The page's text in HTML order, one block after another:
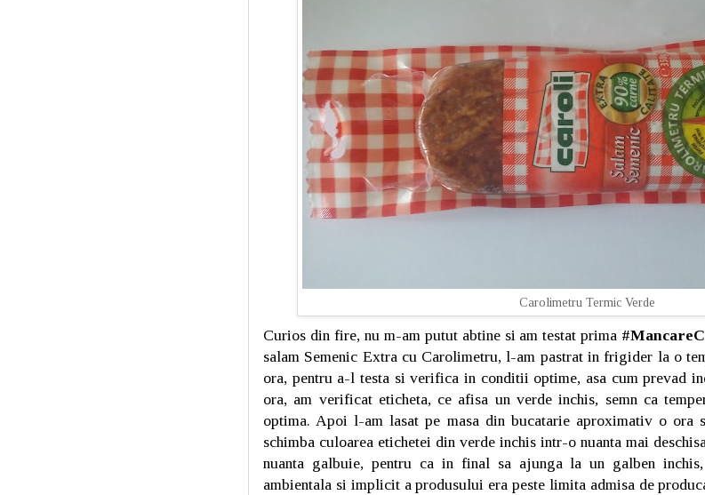
Carolimetru Termic Verde
Curios din fire, nu m-am putut abtine si am testat prima
salam Semenic Extra cu Carolimetru, l-am pastrat in frigider la o
ora, pentru a-l testa si verifica in conditii optime, asa cum prevad
ora, am verificat eticheta, ce afisa un verde inchis, semn ca
optima. Apoi l-am lasat pe masa din bucatarie aproximativ o ora
schimba culoarea etichetei din verde inchis intr-o nuanta mai
nuanta galbuie, pentru ca in final sa ajunga la un galben inchis,
ambientala si implicit a produsului era peste limita admisa de